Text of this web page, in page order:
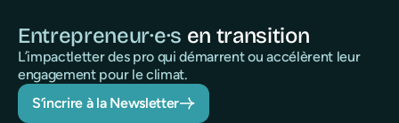
Entrepreneur·e·s en transition
L’impactletter des pro qui démarrent ou accélèrent leur
engagement pour le climat.
S’incrire à la Newsletter